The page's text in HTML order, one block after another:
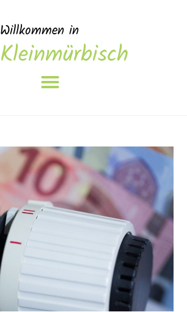
Willkommen in
Kleinmürbisch